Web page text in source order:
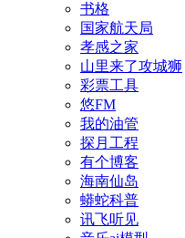
书格
国家航天局
孝感之家
山里来了攻城狮
彩票工具
悠FM
我的油管
探月工程
有个博客
海南仙岛
蟒蛇科普
讯飞听见